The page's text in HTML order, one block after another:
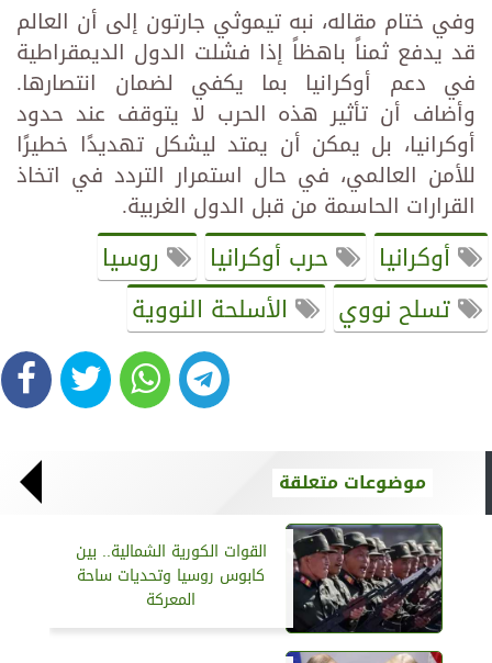
وفي ختام مقاله، نبه تيموثي جارتون إلى أن العالم
قد يدفع ثمناً باهظاً إذا فشلت الدول الديمقراطية
في دعم أوكرانيا بما يكفي لضمان انتصارها.
وأضاف أن تأثير هذه الحرب لا يتوقف عند حدود
أوكرانيا، بل يمكن أن يمتد ليشكل تهديدًا خطيرًا
للأمن العالمي، في حال استمرار التردد في اتخاذ
القرارات الحاسمة من قبل الدول الغربية.
أوكرانيا حرب أوكرانيا
روسيا
تسلح نووي
الأسلحة النووية
موضوعات متعلقة
القوات الكورية الشمالية.. بين
كابوس روسيا وتحديات ساحة
المعركة